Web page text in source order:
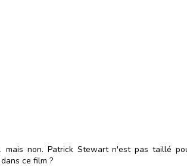
mais non. Patrick Stewart n'est pas taillé
ce film ?